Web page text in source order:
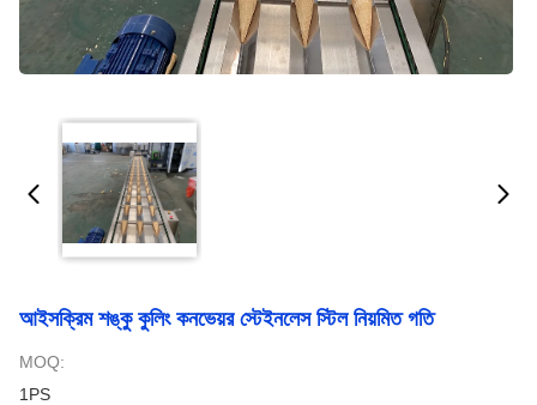
আইসক্রিম শঙ্কু কুলিং কনভেয়র স্টেইনলেস স্টিল নিয়মিত গতি
MOQ:
1PS